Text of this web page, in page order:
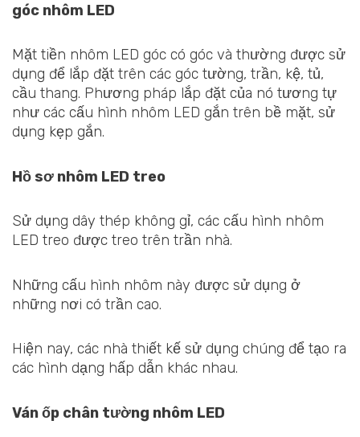
góc nhôm LED
Mặt tiền nhôm LED góc có góc và thường được sử
dụng để lắp đặt trên các góc tường, trần, kệ, tủ,
cầu thang. Phương pháp lắp đặt của nó tương tự
như các cấu hình nhôm LED gắn trên bề mặt, sử
dụng kẹp gắn.
Hồ sơ nhôm LED treo
Sử dụng dây thép không gỉ, các cấu hình nhôm
LED treo được treo trên trần nhà.
Những cấu hình nhôm này được sử dụng ở
những nơi có trần cao.
Hiện nay, các nhà thiết kế sử dụng chúng để tạo ra
các hình dạng hấp dẫn khác nhau.
Ván ốp chân tường nhôm LED